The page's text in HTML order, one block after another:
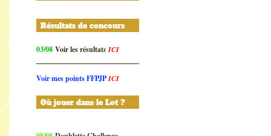
Résultats de concours
03/08 Voir les résultats ICI
Voir mes points FFPJPICI
Où jouer dans le Lot ?